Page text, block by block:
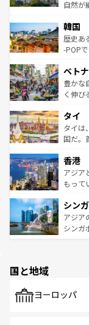
ク、伝
ワイを、存
はコン
ど、見
いる。
ビング
い。オ
参照し
自然が
ン）、
と山間
驚きを
容にも
照して
韓国
歴史あ
-POP
き、地
できる
まで、
リティ
覧を参
ベト
豊かな
く伸び
急速な
ーチミ
醸し出
とつ。
ひ現地
が旅行
参照し
タイ
タイは
国だ。
の活気
帯で自
いビー
激する
が待っ
た文化
香港
アジア
もって
み、ど
ており
うな絶
シン
アジア
シンガ
で、ホ
国と地域
ヨーロッパ